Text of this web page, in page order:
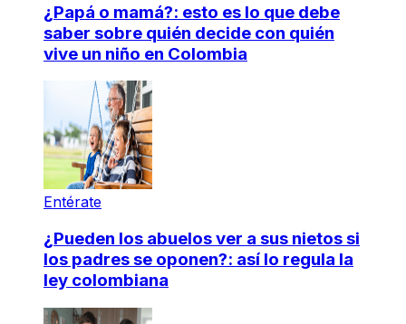
¿Papá o mamá?: esto es lo que debe
saber sobre quién decide con quién
vive un niño en Colombia
Entérate
¿Pueden los abuelos ver a sus nietos si
los padres se oponen?: así lo regula la
ley colombiana